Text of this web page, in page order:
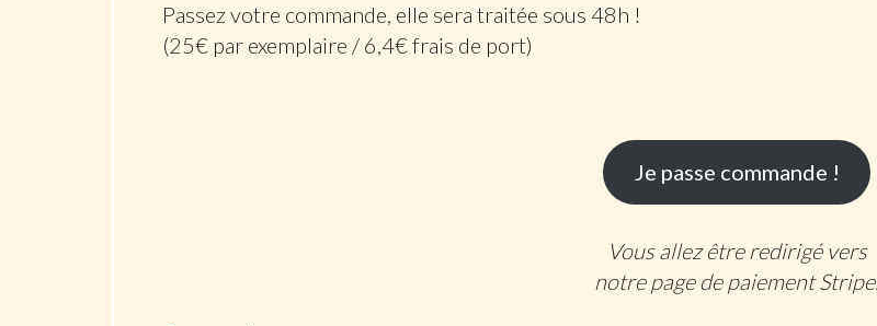
Passez votre commande, elle sera traitée sous 48h !
(25€ par exemplaire / 6,4€ frais de port)
Je passe commande !
Vous allez être redirigé vers
notre page de paiement Stripe.